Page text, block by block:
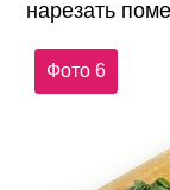
нарезать
Фото 6